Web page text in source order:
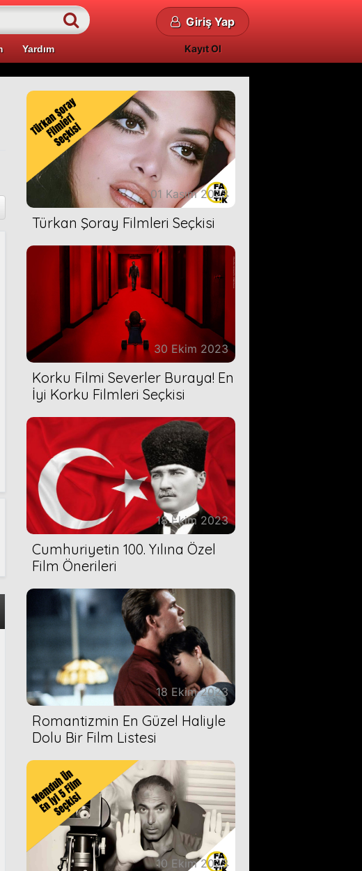
Yardım
Giriş Yap
Kayıt Ol
01 Kasım 2023
Türkan Şoray Filmleri Seçkisi
30 Ekim 2023
Korku Filmi Severler Buraya! En
İyi Korku Filmleri Seçkisi
18 Ekim 2023
Cumhuriyetin 100. Yılına Özel
Film Önerileri
18 Ekim 2023
Romantizmin En Güzel Haliyle
Dolu Bir Film Listesi
10 Ekim 2023